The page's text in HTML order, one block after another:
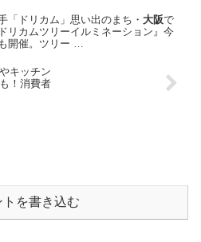
「ドリカム」思い出のまち・ 大阪で
ドリカムツリーイルミネーション』今
開催。ツリー …
キッチン
！消費者
トを書き込む